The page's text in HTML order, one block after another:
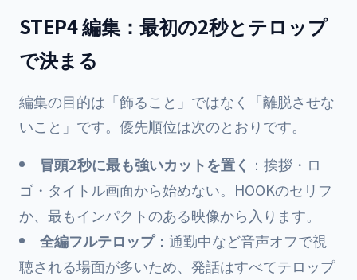
STEP4 編集：最初の2秒とテロップ
で決まる
編集の目的は「飾ること」ではなく「離脱させな
いこと」です。優先順位は次のとおりです。
冒頭2秒に最も強いカットを置く ：挨拶・ロ
ゴ・タイトル画面から始めない。HOOKのセリフ
か、最もインパクトのある映像から入ります。
全編フルテロップ：通勤中など音声オフで視
聴される場面が多いため、発話はすべてテロップ